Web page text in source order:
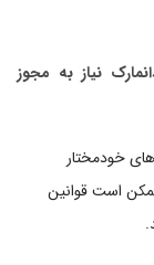
نیاز به مجوز
خودمختار
است قوانین